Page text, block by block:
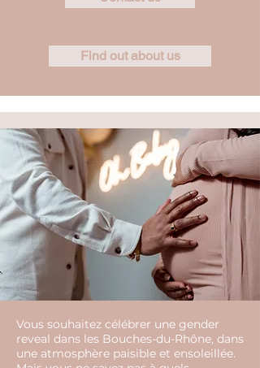
Find out about us
Vous souhaitez célébrer une gender
reveal dans les Bouches-du-Rhône, dans
une atmosphère paisible et ensoleillée.